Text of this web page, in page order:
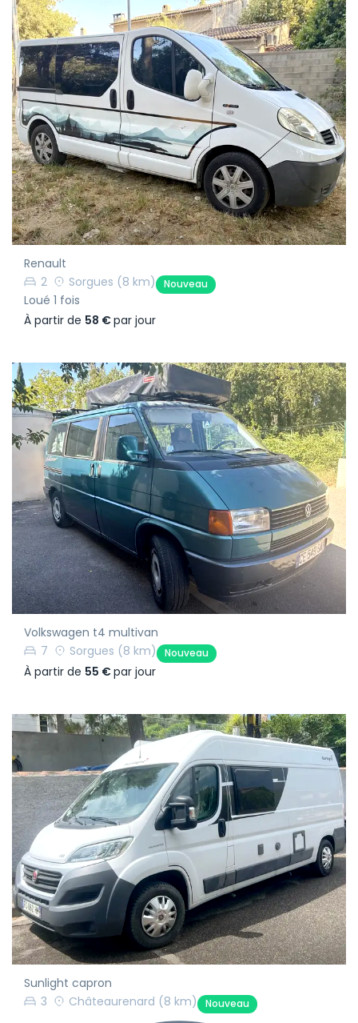
Renault
2
Sorgues (8 km) Nouveau
Loué 1 fois
À partir de 58 €par jour
Volkswagen t4 multivan
7
Sorgues (8 km) Nouveau
À partir de 55 €par jour
Sunlight capron
3
Châteaurenard (8 km) Nouveau